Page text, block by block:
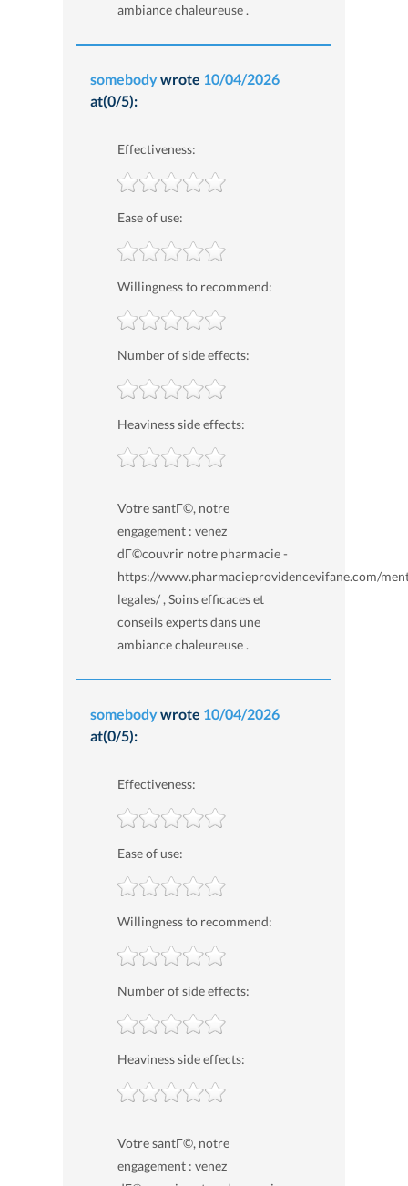
ambiance chaleureuse .
somebodywrote 10/04/2026
at(0/5):
Effectiveness:
Ease of use:
Willingness to recommend:
Number of side effects:
Heaviness side effects:
Votre santГ©, notre
engagement : venez
dГ©couvrir notre pharmacie -
https://www.pharmacieprovidencevifane.com/
legales/ , Soins efficaces et
conseils experts dans une
ambiance chaleureuse .
somebodywrote 10/04/2026
at(0/5):
Effectiveness:
Ease of use:
Willingness to recommend:
Number of side effects:
Heaviness side effects:
Votre santГ©, notre
engagement : venez